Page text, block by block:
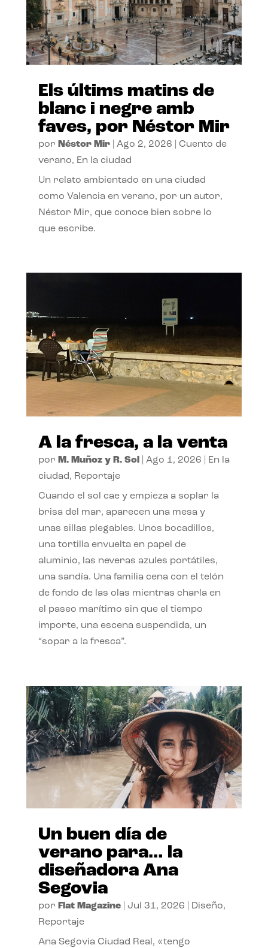
Els últims matins de
blanc i negre amb
faves, por Néstor Mir
por Néstor Mir| Ago 2, 2026
Cuento de
verano, En la ciudad
Un relato ambientado en una ciudad
como Valencia en verano, por un autor,
Néstor Mir, que conoce bien sobre lo
que escribe.
A la fresca, a la venta
por M. Muñoz y R. Sol| Ago 1, 2026
En la
ciudad, Reportaje
Cuando el sol cae y empieza a soplar la
brisa del mar, aparecen una mesa y
unas sillas plegables. Unos bocadillos,
una tortilla envuelta en papel de
aluminio, las neveras azules portátiles,
una sandía. Una familia cena con el telón
de fondo de las olas mientras charla en
el paseo marítimo sin que el tiempo
importe, una escena suspendida, un
“sopar a la fresca”.
Un buen día de
verano para… la
diseñadora Ana
Segovia
por Flat Magazine| Jul 31, 2026 Diseño,
Reportaje
Ana Segovia Ciudad Real, «tengo